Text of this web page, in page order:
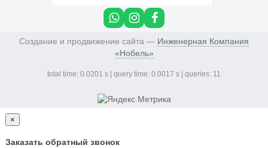
Создание и продвижение сайта — Инженерная Компания
«Нобель»
total time: 0.0201 s | query time: 0.0017 s | queries: 11
×
Заказать обратный звонок